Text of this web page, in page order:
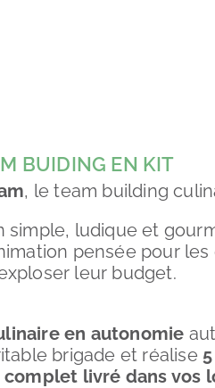
BUIDING EN KIT
, le team building
simple, ludique et
pensée pour
leur budget.
en autonomie
brigade et réalise
livré dans vos